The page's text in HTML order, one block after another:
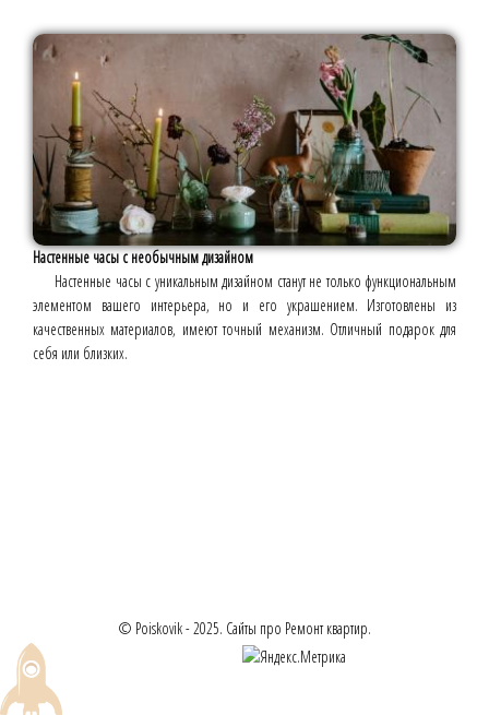
Настенные часы с необычным дизайном
Настенные часы с уникальным дизайном станут не только функциональным
элементом вашего интерьера, но и его украшением. Изготовлены из
качественных материалов, имеют точный механизм. Отличный подарок для
себя или близких.
© Poiskovik - 2025. Сайты про Ремонт квартир.